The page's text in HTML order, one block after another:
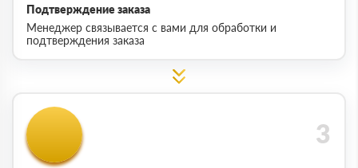
Подтверждение заказа
Менеджер связывается с вами для обработки и
подтверждения заказа